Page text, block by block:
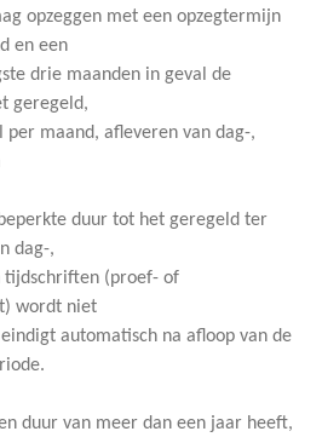
opzeggen met een opzegtermijn
en een
drie maanden in geval de
geregeld,
maand, afleveren van dag-,
duur tot het geregeld ter
dag-,
tijdschriften (proef- of
wordt niet
automatisch na afloop van de
duur van meer dan een jaar heeft,